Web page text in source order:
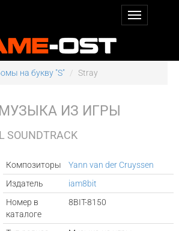
на букву "S" Stray
МУЗЫКА ИЗ ИГРЫ
SOUNDTRACK
Композиторы
Yann van der Cruyssen
Издатель
iam8bit
Номер в
каталоге
8BIT-8150